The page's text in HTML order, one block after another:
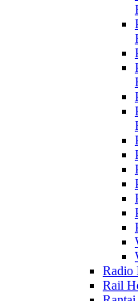
Radio
Rail